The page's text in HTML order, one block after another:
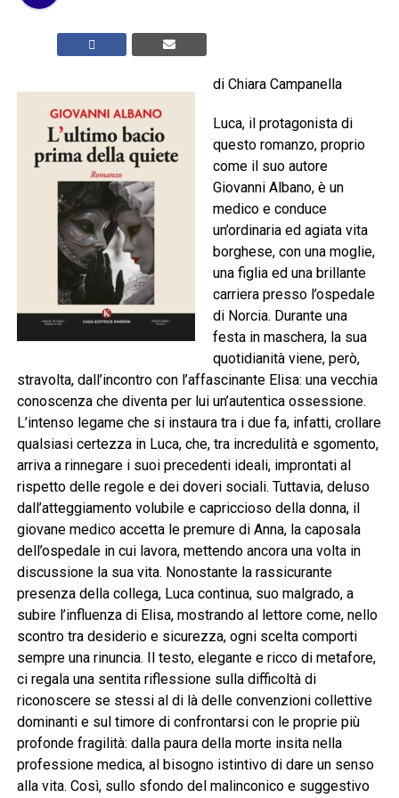
di Chiara Campanella
Luca, il protagonista di
questo romanzo, proprio
come il suo autore
Giovanni Albano, è un
medico e conduce
un’ordinaria ed agiata vita
borghese, con una moglie,
una figlia ed una brillante
carriera presso l’ospedale
di Norcia. Durante una
festa in maschera, la sua
quotidianità viene, però,
stravolta, dall’incontro con l’affascinante Elisa: una vecchia
conoscenza che diventa per lui un’autentica ossessione.
L’intenso legame che si instaura tra i due fa, infatti, crollare
qualsiasi certezza in Luca, che, tra incredulità e sgomento,
arriva a rinnegare i suoi precedenti ideali, improntati al
rispetto delle regole e dei doveri sociali. Tuttavia, deluso
dall’atteggiamento volubile e capriccioso della donna, il
giovane medico accetta le premure di Anna, la caposala
dell’ospedale in cui lavora, mettendo ancora una volta in
discussione la sua vita. Nonostante la rassicurante
presenza della collega, Luca continua, suo malgrado, a
subire l’influenza di Elisa, mostrando al lettore come, nello
scontro tra desiderio e sicurezza, ogni scelta comporti
sempre una rinuncia. Il testo, elegante e ricco di metafore,
ci regala una sentita riflessione sulla difficoltà di
riconoscere se stessi al di là delle convenzioni collettive
dominanti e sul timore di confrontarsi con le proprie più
profonde fragilità: dalla paura della morte insita nella
professione medica, al bisogno istintivo di dare un senso
alla vita. Così, sullo sfondo del malinconico e suggestivo